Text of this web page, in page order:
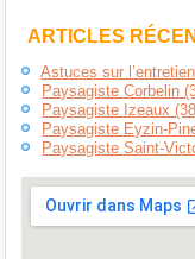
ARTICLES
Astuces sur
Paysagiste Corbelin
Paysagiste Izeaux
Paysagiste Eyzin-
Paysagiste Saint-